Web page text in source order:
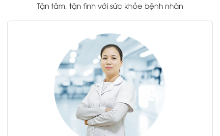
Tận tâm, tận tình với sức khỏe bệnh nhân